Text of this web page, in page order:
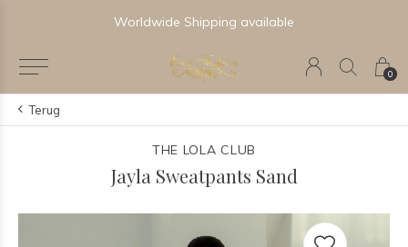
0
Worldwide Shipping available
Terug
THE LOLA CLUB
Jayla Sweatpants Sand